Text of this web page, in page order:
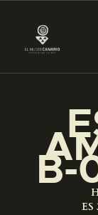
B-
ES